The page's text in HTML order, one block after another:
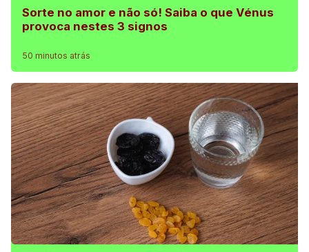
Sorte no amor e não só! Saiba o que Vénus
provoca nestes 3 signos
50 minutos atrás